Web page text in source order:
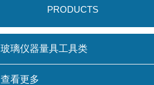
PRODUCTS
玻璃仪器量具工具类
查看更多